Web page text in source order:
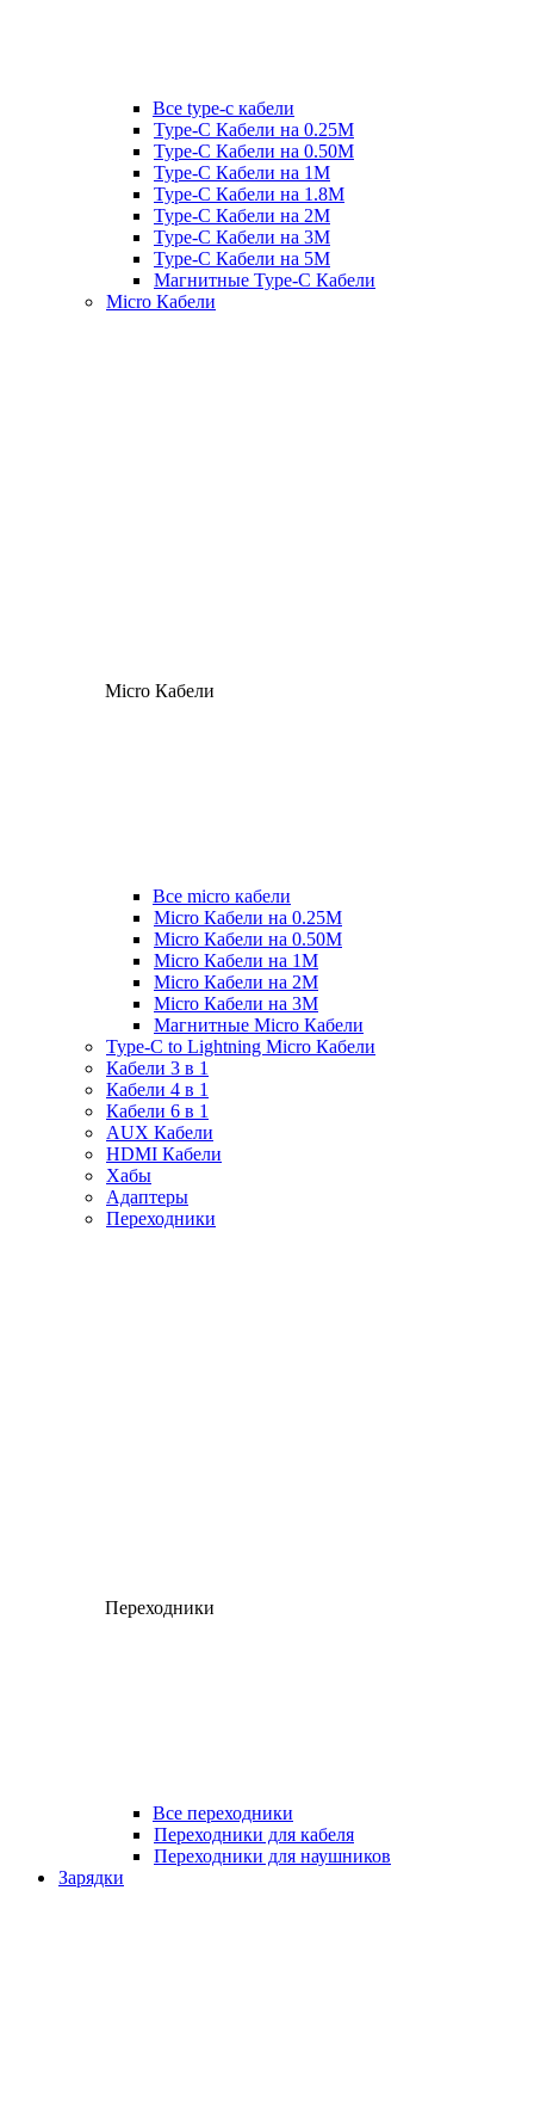
Все type-c кабели
Type-C Кабели на 0.25М
Type-C Кабели на 0.50М
Type-C Кабели на 1М
Type-C Кабели на 1.8М
Type-C Кабели на 2М
Type-C Кабели на 3М
Type-C Кабели на 5М
Магнитные Type-C Кабели
Micro Кабели
Micro Кабели
Все micro кабели
Micro Кабели на 0.25М
Micro Кабели на 0.50М
Micro Кабели на 1М
Micro Кабели на 2М
Micro Кабели на 3М
Магнитные Micro Кабели
Type-C to Lightning Micro Кабели
Кабели 3 в 1
Кабели 4 в 1
Кабели 6 в 1
AUX Кабели
HDMI Кабели
Хабы
Адаптеры
Переходники
Переходники
Все переходники
Переходники для кабеля
Переходники для наушников
Зарядки